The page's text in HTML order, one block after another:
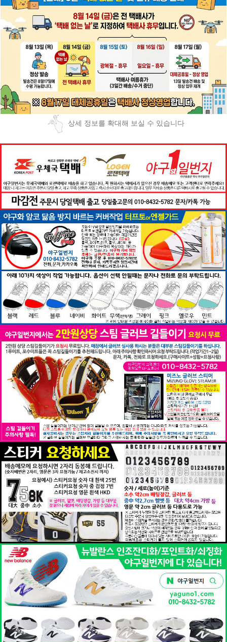
상세 정보를 확대해 보실 수 있습니다